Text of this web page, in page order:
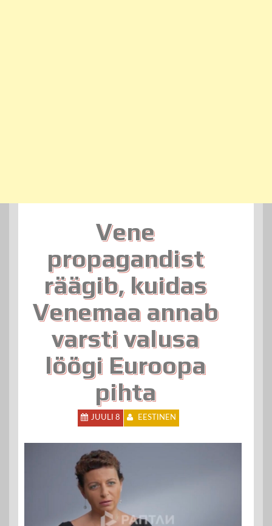
Vene
propagandist
räägib, kuidas
Venemaa annab
varsti valusa
löögi Euroopa
pihta
JUULI 8 EESTINEN